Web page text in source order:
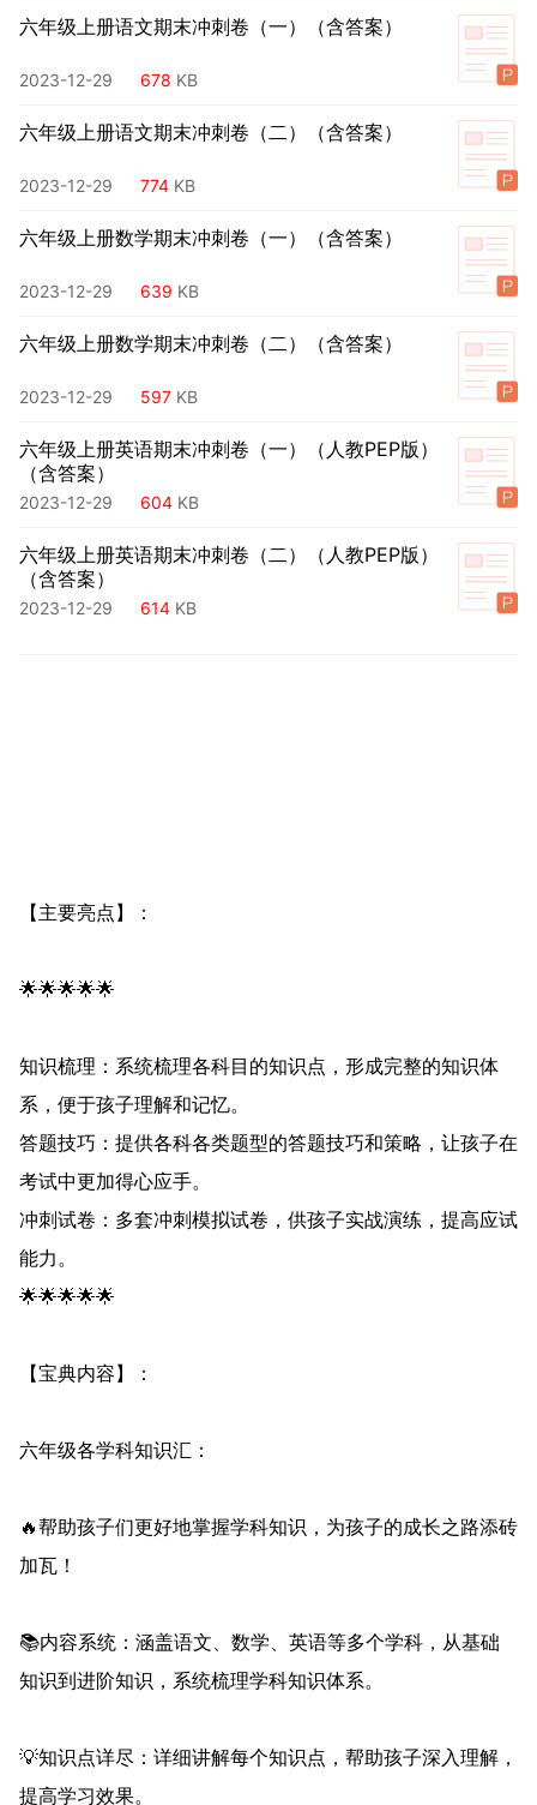
六年级上册语文期末冲刺卷（一）（含答案）
2023-12-29 678 KB
六年级上册语文期末冲刺卷（二）（含答案）
2023-12-29 774 KB
六年级上册数学期末冲刺卷（一）（含答案）
2023-12-29 639 KB
六年级上册数学期末冲刺卷（二）（含答案）
2023-12-29 597 KB
六年级上册英语期末冲刺卷（一）（人教PEP版）
（含答案）
2023-12-29 604 KB
六年级上册英语期末冲刺卷（二）（人教PEP版）
（含答案）
2023-12-29 614 KB
【主要亮点】：
🌟🌟🌟🌟🌟
知识梳理：系统梳理各科目的知识点，形成完整的知识体
系，便于孩子理解和记忆。
答题技巧：提供各科各类题型的答题技巧和策略，让孩子在
考试中更加得心应手。
冲刺试卷：多套冲刺模拟试卷，供孩子实战演练，提高应试
能力。
🌟🌟🌟🌟🌟
【宝典内容】：
六年级各学科知识汇：
🔥帮助孩子们更好地掌握学科知识，为孩子的成长之路添砖
加瓦！
📚内容系统：涵盖语文、数学、英语等多个学科，从基础
知识到进阶知识，系统梳理学科知识体系。
💡知识点详尽：详细讲解每个知识点，帮助孩子深入理解，
提高学习效果。